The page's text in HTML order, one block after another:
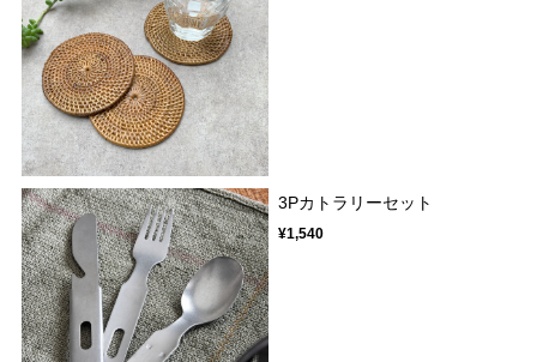
3Pカトラリーセット
¥1,540